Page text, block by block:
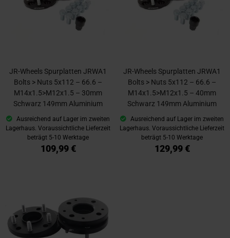
JR-Wheels Spurplatten JRWA1
Bolts > Nuts 5x112 – 66.6 –
M14x1.5>M12x1.5 – 30mm
Schwarz 149mm Aluminium
Ausreichend auf Lager im zweiten
Lagerhaus. Voraussichtliche Lieferzeit
beträgt 5-10 Werktage
109,99 €
JR-Wheels Spurplatten JRWA1
Bolts > Nuts 5x112 – 66.6 –
M14x1.5>M12x1.5 – 40mm
Schwarz 149mm Aluminium
Ausreichend auf Lager im zweiten
Lagerhaus. Voraussichtliche Lieferzeit
beträgt 5-10 Werktage
129,99 €